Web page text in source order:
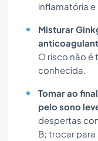
inflamatória e
Misturar
O risco não é
conhecida.
Tomar ao
pelo sono
despertas
B; trocar para